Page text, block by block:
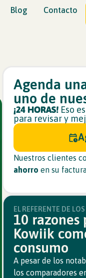
Blog Contacto
Agenda
uno de
¡24 HORAS! Eso
para revisar y
Nuestros clientes
ahorro en su
EL REFERENTE DE
10
Kowiik
consumo
A pesar de los
los comparadores